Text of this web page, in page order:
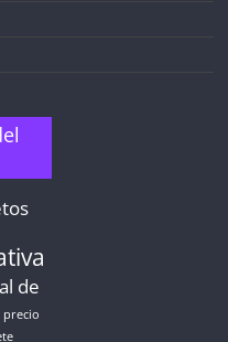
detiene al finalizar el
de
precio